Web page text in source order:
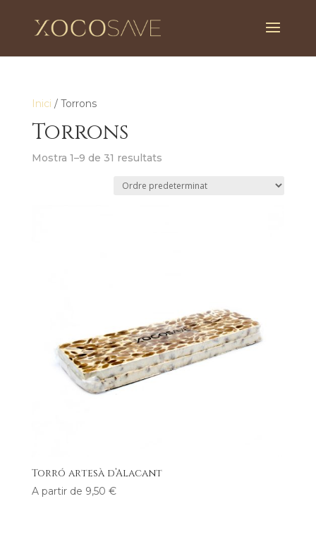
Inici / Torrons
Torrons
Mostra 1–9 de 31 resultats
Torró artesà d’Alacant
A partir de 9,50 €